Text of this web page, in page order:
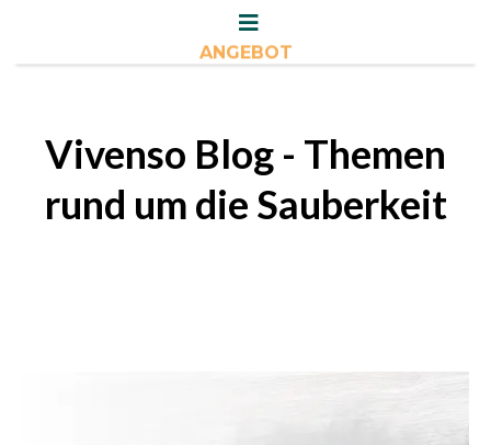
ANGEBOT
Vivenso Blog - Themen
rund um die Sauberkeit